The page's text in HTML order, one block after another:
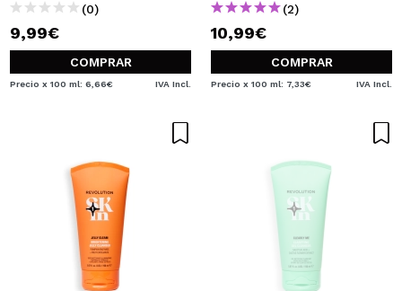
(0)
9,99€
COMPRAR
Precio x 100 ml: 6,66€ IVA Incl.
(2)
10,99€
COMPRAR
Precio x 100 ml: 7,33€ IVA Incl.